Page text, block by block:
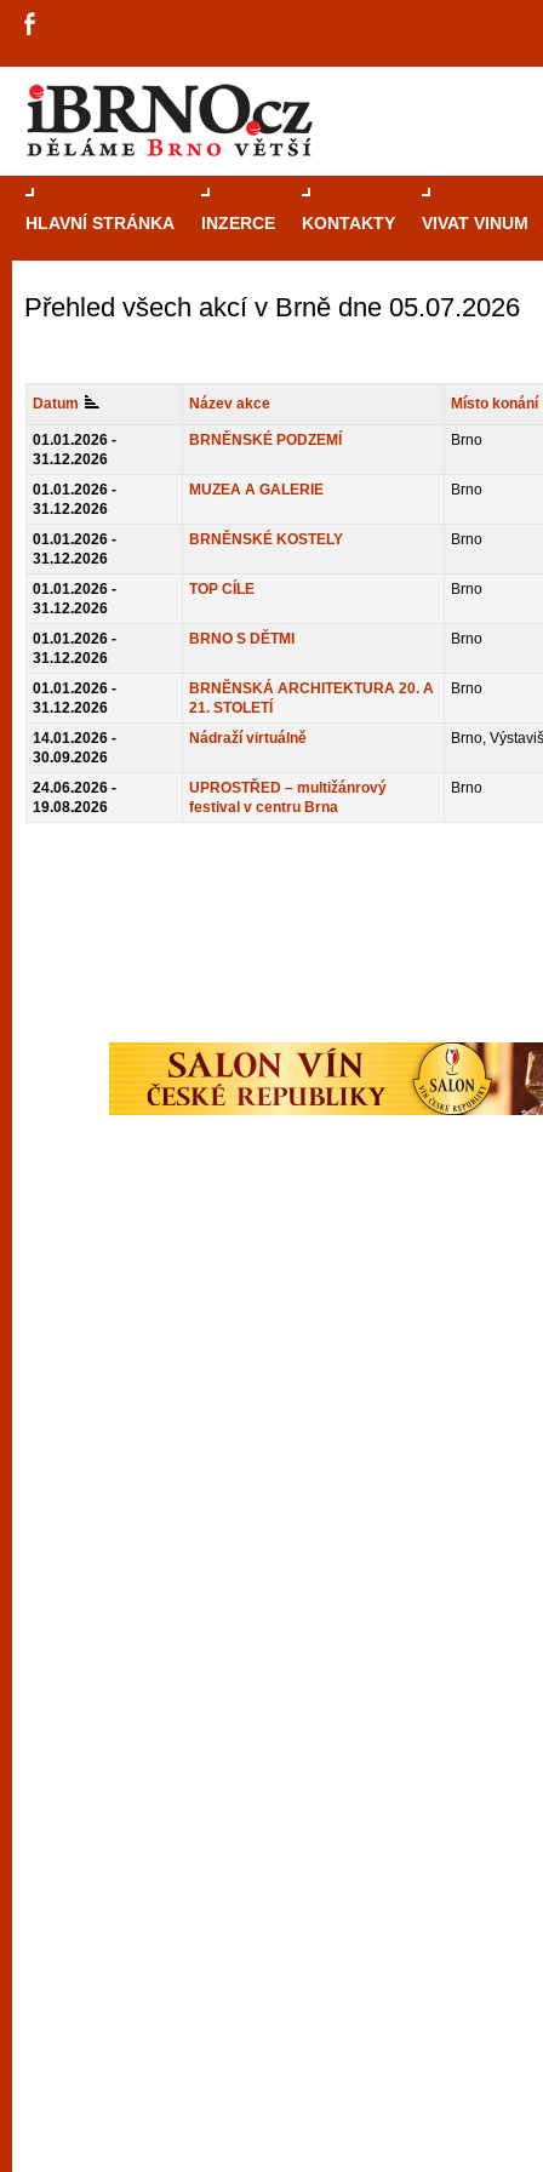
HLAVNÍ STRÁNKA INZERCE KONTAKTY VIVAT VINUM
Přehled všech akcí v Brně dne 05.07.2026
Datum Název akce Místo konání
01.01.2026 -
31.12.2026
BRNĚNSKÉ PODZEMÍ Brno
01.01.2026 -
31.12.2026
MUZEA A GALERIE Brno
01.01.2026 -
31.12.2026
BRNĚNSKÉ KOSTELY Brno
01.01.2026 -
31.12.2026
TOP CÍLE Brno
01.01.2026 -
31.12.2026
BRNO S DĚTMI Brno
01.01.2026 -
31.12.2026
BRNĚNSKÁ ARCHITEKTURA 20. A
21. STOLETÍ
Brno
14.01.2026 -
30.09.2026
Nádraží virtuálně Brno,
24.06.2026 -
19.08.2026
UPROSTŘED – multižánrový
festival v centru Brna
Brno
Průvodce
automaty
Brno je
restaurace,
Mimo jiné je ale také místem, kde si
vyzkoušet různé kasinové hry. V
metropoli naleznete širokou nabídku her
po moderní automaty jak pro pravidelné
příležitostné hráče. V...